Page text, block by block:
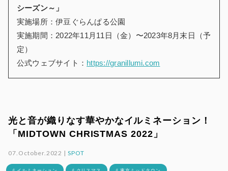
シーズン～」
実施場所：伊豆ぐらんぱる公園
実施期間：2022年11月11日（金）〜2023年8月末日（予
定）
公式ウェブサイト： https://granillumi.com
光と音が織りなす華やかなイルミネーション！
「MIDTOWN CHRISTMAS 2022」
07.October.2022 |SPOT